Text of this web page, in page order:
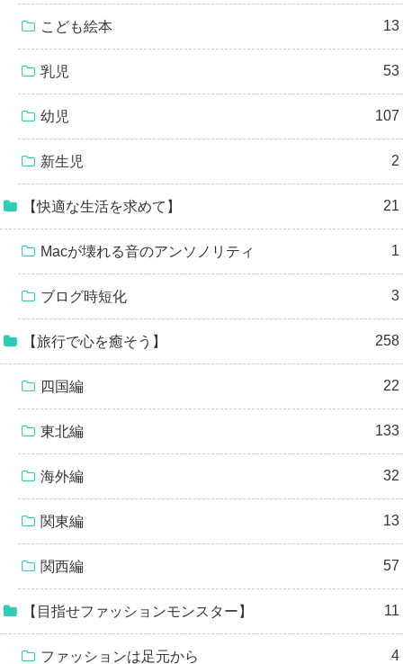
こども絵本 13
乳児 53
幼児 107
新生児 2
【快適な生活を求めて】 21
Macが壊れる音のアンソノリティ 1
ブログ時短化 3
【旅行で心を癒そう】 258
四国編 22
東北編 133
海外編 32
関東編 13
関西編 57
【目指せファッションモンスター】 11
ファッションは足元から 4